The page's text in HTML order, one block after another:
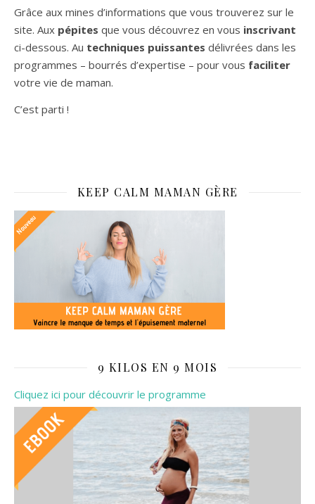
Grâce aux mines d’informations que vous trouverez sur le
site. Aux pépites que vous découvrez en vous inscrivant
ci-dessous. Au techniques puissantes délivrées dans les
programmes – bourrés d’expertise – pour vous faciliter
votre vie de maman.
C’est parti !
KEEP CALM MAMAN GÈRE
9 KILOS EN 9 MOIS
Cliquez ici pour découvrir le programme